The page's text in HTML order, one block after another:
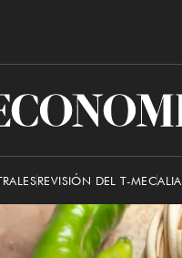
El
REVISIÓN DEL T-MEC